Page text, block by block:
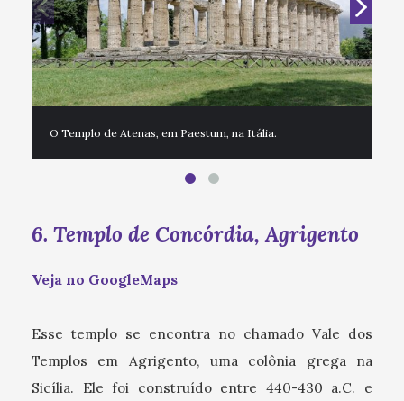
O Templo de Atenas, em Paestum, na Itália.
6. Templo de Concórdia, Agrigento
Veja no GoogleMaps
Esse templo se encontra no chamado Vale dos
Templos em Agrigento, uma colônia grega na
Sicília. Ele foi construído entre 440-430 a.C. e